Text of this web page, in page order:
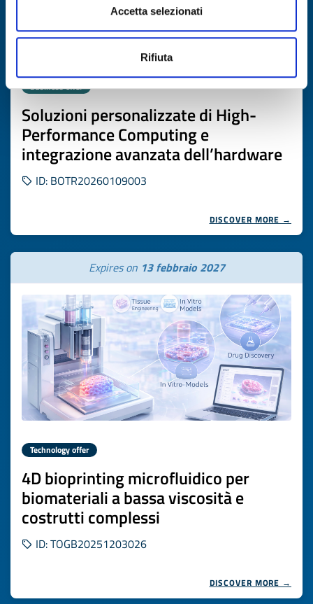
Accetta selezionati
Rifiuta
Business offer
Soluzioni personalizzate di High-
Performance Computing e
integrazione avanzata dell’hardware
ID: BOTR20260109003
DISCOVER MORE →
Expires on 13 febbraio 2027
Technology offer
4D bioprinting microfluidico per
biomateriali a bassa viscosità e
costrutti complessi
ID: TOGB20251203026
DISCOVER MORE →